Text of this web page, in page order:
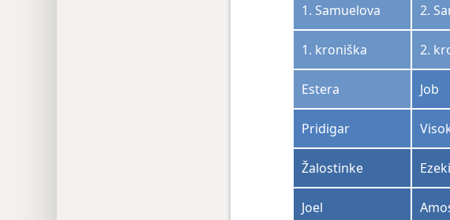
1. Samuelova 2.
1. kroniška 2.
Estera Job
Pridigar
Žalostinke
Joel